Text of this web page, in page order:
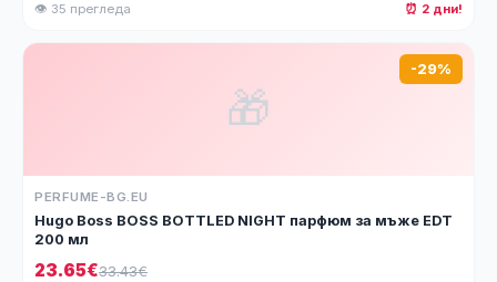
👁 35 прегледа ⏰ 2 дни!
-29%
🎁
PERFUME-BG.EU
Hugo Boss BOSS BOTTLED NIGHT парфюм за мъже EDT
200 мл
23.65€33.43€